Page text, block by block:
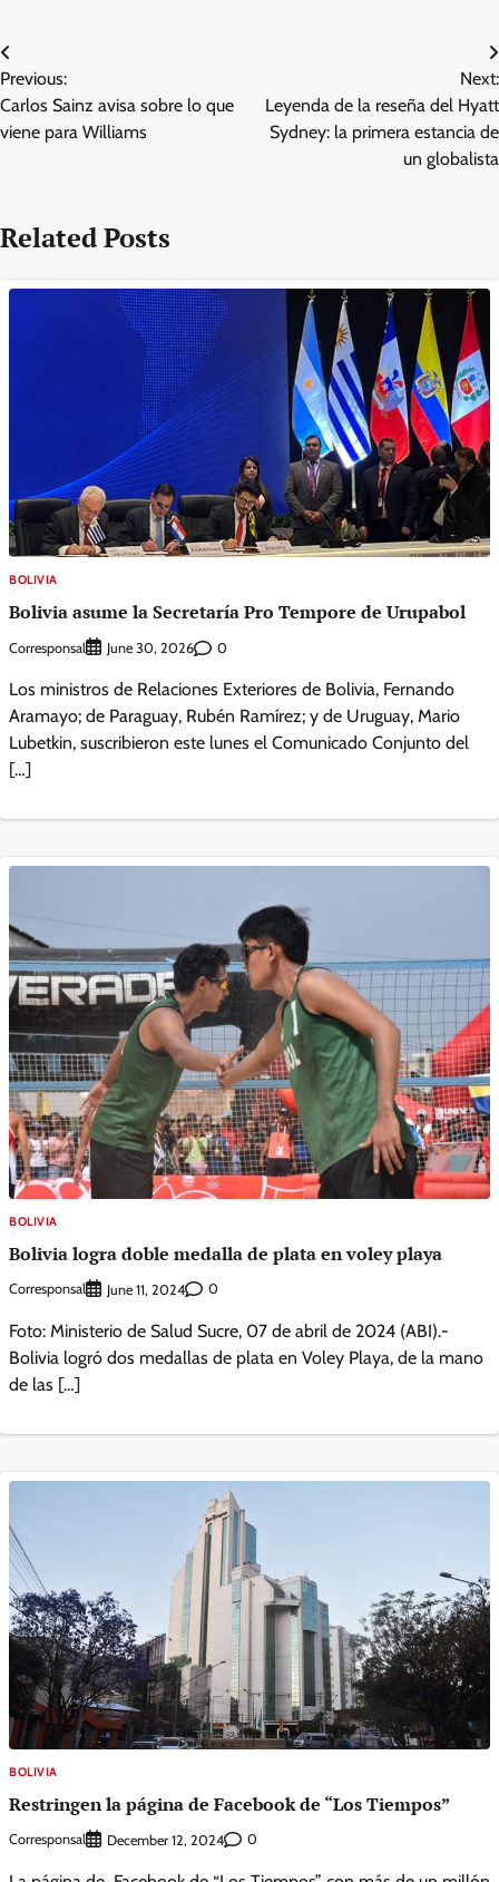
Post
navigation
Previous:
Carlos Sainz avisa sobre lo que
viene para Williams
Next:
Leyenda de la reseña del Hyatt
Sydney: la primera estancia de
un globalista
Related Posts
BOLIVIA
Bolivia asume la Secretaría Pro Tempore de Urupabol
Corresponsal June 30, 2026 0
Los ministros de Relaciones Exteriores de Bolivia, Fernando
Aramayo; de Paraguay, Rubén Ramírez; y de Uruguay, Mario
Lubetkin, suscribieron este lunes el Comunicado Conjunto del
[…]
BOLIVIA
Bolivia logra doble medalla de plata en voley playa
Corresponsal June 11, 2024 0
Foto: Ministerio de Salud Sucre, 07 de abril de 2024 (ABI).-
Bolivia logró dos medallas de plata en Voley Playa, de la mano
de las […]
BOLIVIA
Restringen la página de Facebook de “Los Tiempos”
Corresponsal December 12, 2024 0